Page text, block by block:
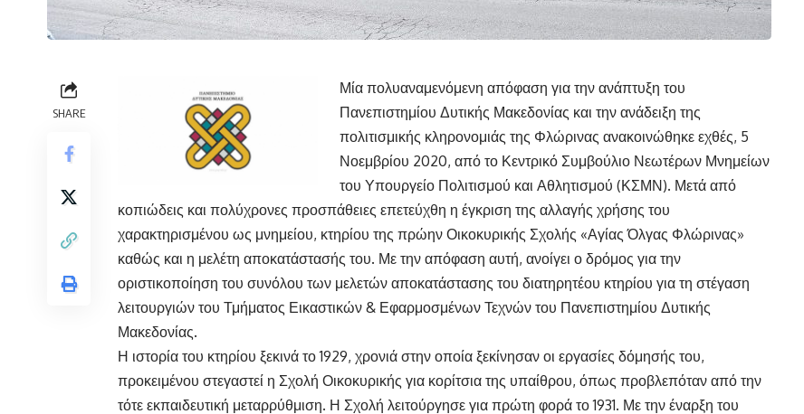
SHARE
Μία πολυαναμενόμενη απόφαση για την ανάπτυξη του
Πανεπιστημίου Δυτικής Μακεδονίας και την ανάδειξη της
πολιτισμικής κληρονομιάς της Φλώρινας ανακοινώθηκε εχθές, 5
Νοεμβρίου 2020, από το Κεντρικό Συμβούλιο Νεωτέρων Μνημείων
του Υπουργείο Πολιτισμού και Αθλητισμού (ΚΣΜΝ). Μετά από
κοπιώδεις και πολύχρονες προσπάθειες επετεύχθη η έγκριση της αλλαγής χρήσης του
χαρακτηρισμένου ως μνημείου, κτηρίου της πρώην Οικοκυρικής Σχολής «Αγίας Όλγας Φλώρινας»
καθώς και η μελέτη αποκατάστασής του. Με την απόφαση αυτή, ανοίγει ο δρόμος για την
οριστικοποίηση του συνόλου των μελετών αποκατάστασης του διατηρητέου κτηρίου για τη στέγαση
λειτουργιών του Τμήματος Εικαστικών & Εφαρμοσμένων Τεχνών του Πανεπιστημίου Δυτικής
Μακεδονίας.
Η ιστορία του κτηρίου ξεκινά το 1929, χρονιά στην οποία ξεκίνησαν οι εργασίες δόμησής του,
προκειμένου στεγαστεί η Σχολή Οικοκυρικής για κορίτσια της υπαίθρου, όπως προβλεπόταν από την
τότε εκπαιδευτική μεταρρύθμιση. Η Σχολή λειτούργησε για πρώτη φορά το 1931. Με την έναρξη του